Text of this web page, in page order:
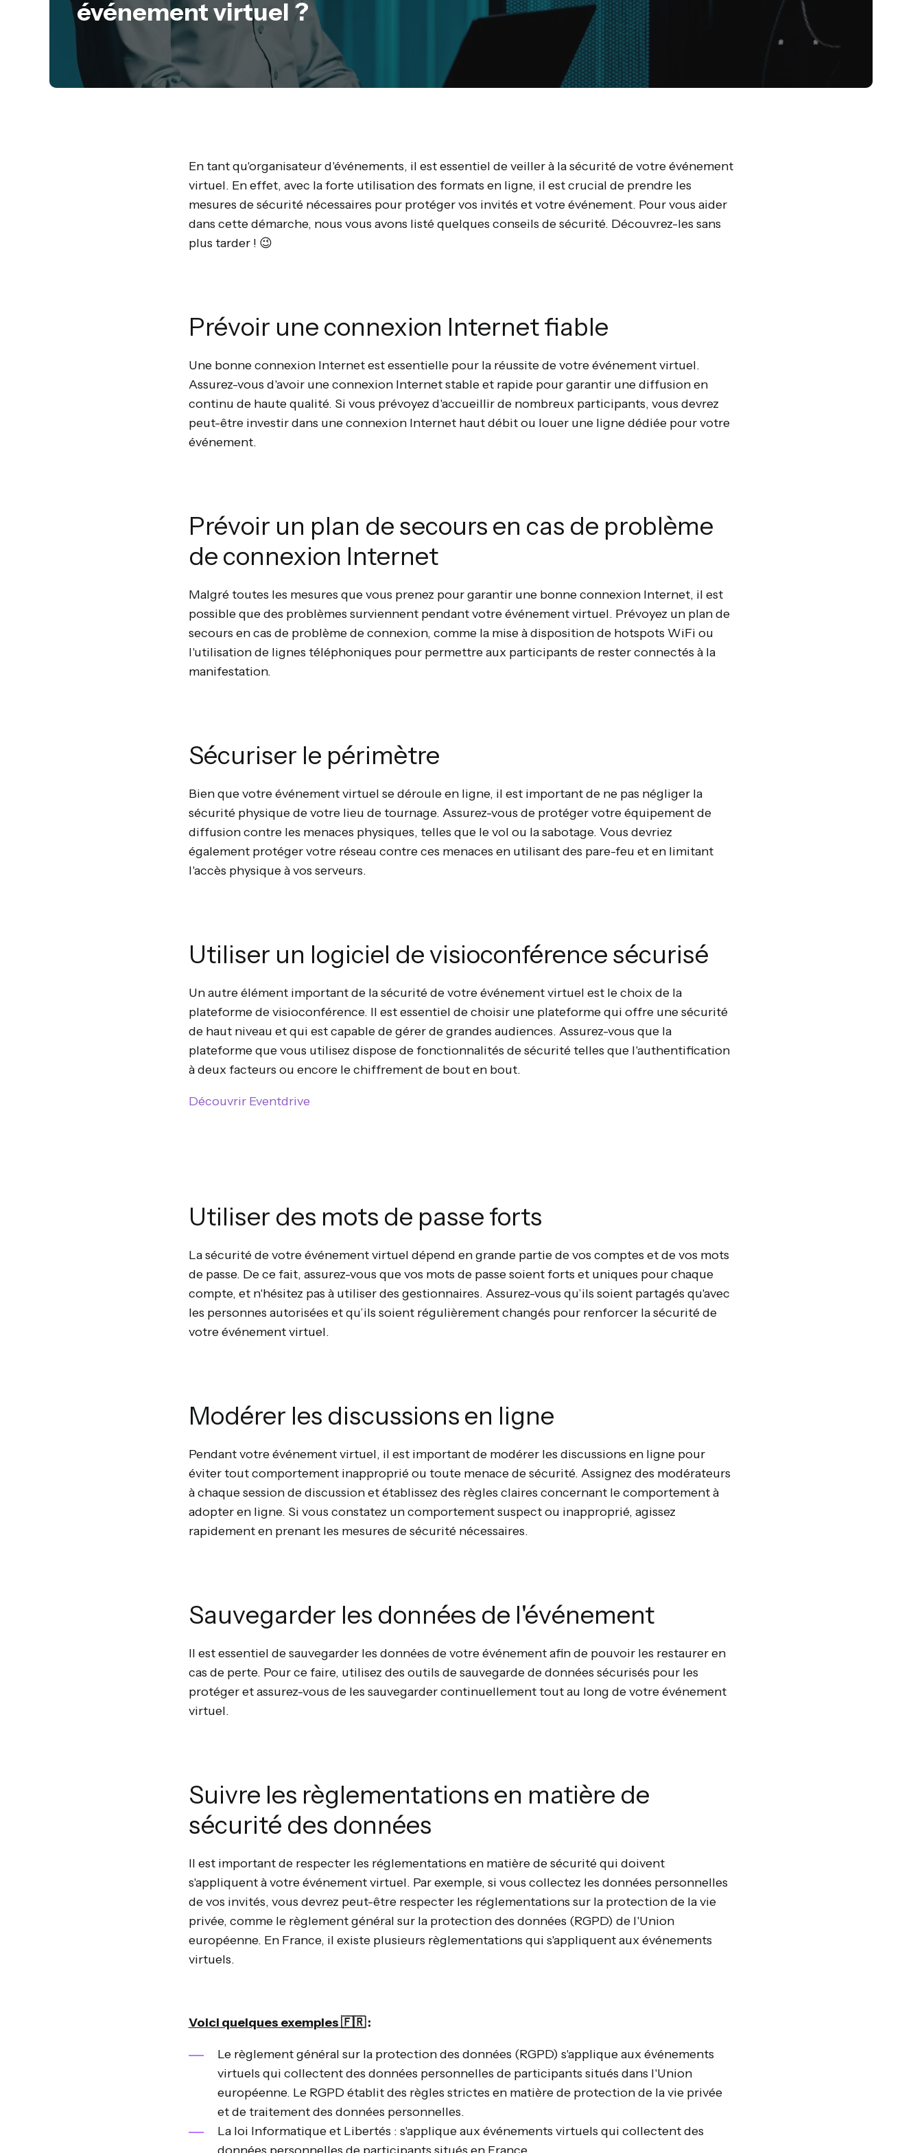
événement virtuel ?
En tant qu'organisateur d'événements, il est essentiel de veiller à la sécurité de votre événement
virtuel. En effet, avec la forte utilisation des formats en ligne, il est crucial de prendre les
mesures de sécurité nécessaires pour protéger vos invités et votre événement. Pour vous aider
dans cette démarche, nous vous avons listé quelques conseils de sécurité. Découvrez-les sans
plus tarder ! 😉
Prévoir une connexion Internet fiable
Une bonne connexion Internet est essentielle pour la réussite de votre événement virtuel.
Assurez-vous d'avoir une connexion Internet stable et rapide pour garantir une diffusion en
continu de haute qualité. Si vous prévoyez d'accueillir de nombreux participants, vous devrez
peut-être investir dans une connexion Internet haut débit ou louer une ligne dédiée pour votre
événement.
Prévoir un plan de secours en cas de problème
de connexion Internet
Malgré toutes les mesures que vous prenez pour garantir une bonne connexion Internet, il est
possible que des problèmes surviennent pendant votre événement virtuel. Prévoyez un plan de
secours en cas de problème de connexion, comme la mise à disposition de hotspots WiFi ou
l'utilisation de lignes téléphoniques pour permettre aux participants de rester connectés à la
manifestation.
Sécuriser le périmètre
Bien que votre événement virtuel se déroule en ligne, il est important de ne pas négliger la
sécurité physique de votre lieu de tournage. Assurez-vous de protéger votre équipement de
diffusion contre les menaces physiques, telles que le vol ou la sabotage. Vous devriez
également protéger votre réseau contre ces menaces en utilisant des pare-feu et en limitant
l'accès physique à vos serveurs.
Utiliser un logiciel de visioconférence sécurisé
Un autre élément important de la sécurité de votre événement virtuel est le choix de la
plateforme de visioconférence. Il est essentiel de choisir une plateforme qui offre une sécurité
de haut niveau et qui est capable de gérer de grandes audiences. Assurez-vous que la
plateforme que vous utilisez dispose de fonctionnalités de sécurité telles que l'authentification
à deux facteurs ou encore le chiffrement de bout en bout.
Découvrir Eventdrive
Utiliser des mots de passe forts
La sécurité de votre événement virtuel dépend en grande partie de vos comptes et de vos mots
de passe. De ce fait, assurez-vous que vos mots de passe soient forts et uniques pour chaque
compte, et n'hésitez pas à utiliser des gestionnaires. Assurez-vous qu’ils soient partagés qu'avec
les personnes autorisées et qu’ils soient régulièrement changés pour renforcer la sécurité de
votre événement virtuel.
Modérer les discussions en ligne
Pendant votre événement virtuel, il est important de modérer les discussions en ligne pour
éviter tout comportement inapproprié ou toute menace de sécurité. Assignez des modérateurs
à chaque session de discussion et établissez des règles claires concernant le comportement à
adopter en ligne. Si vous constatez un comportement suspect ou inapproprié, agissez
rapidement en prenant les mesures de sécurité nécessaires.
Sauvegarder les données de l'événement
Il est essentiel de sauvegarder les données de votre événement afin de pouvoir les restaurer en
cas de perte. Pour ce faire, utilisez des outils de sauvegarde de données sécurisés pour les
protéger et assurez-vous de les sauvegarder continuellement tout au long de votre événement
virtuel.
Suivre les règlementations en matière de
sécurité des données
Il est important de respecter les réglementations en matière de sécurité qui doivent
s'appliquent à votre événement virtuel. Par exemple, si vous collectez les données personnelles
de vos invités, vous devrez peut-être respecter les réglementations sur la protection de la vie
privée, comme le règlement général sur la protection des données (RGPD) de l'Union
européenne. En France, il existe plusieurs règlementations qui s'appliquent aux événements
virtuels.
Voici quelques exemples 🇫🇷:
Le règlement général sur la protection des données (RGPD) s'applique aux événements
virtuels qui collectent des données personnelles de participants situés dans l'Union
européenne. Le RGPD établit des règles strictes en matière de protection de la vie privée
et de traitement des données personnelles.
La loi Informatique et Libertés : s'applique aux événements virtuels qui collectent des